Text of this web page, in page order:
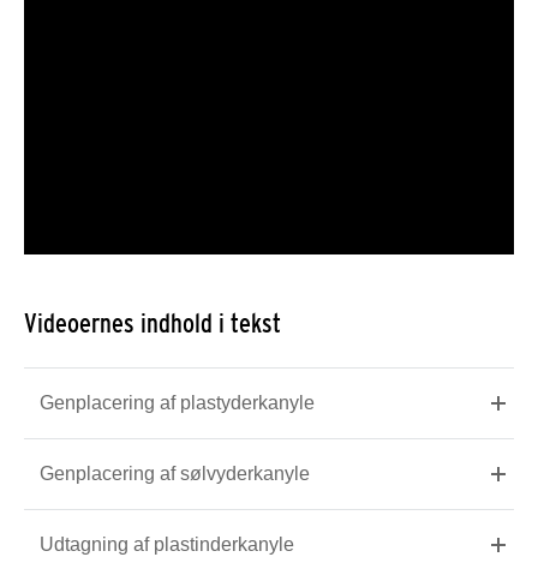
Videoernes indhold i tekst
Genplacering af plastyderkanyle
Genplacering af sølvyderkanyle
Udtagning af plastinderkanyle